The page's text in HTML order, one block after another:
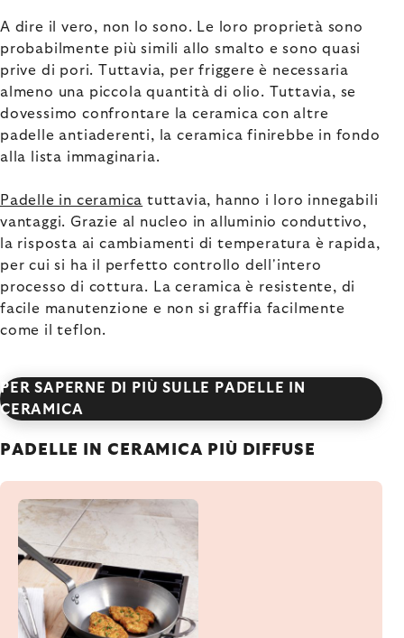
A dire il vero, non lo sono. Le loro proprietà sono
probabilmente più simili allo smalto e sono quasi
prive di pori. Tuttavia, per friggere è necessaria
almeno una piccola quantità di olio. Tuttavia, se
dovessimo confrontare la ceramica con altre
padelle antiaderenti, la ceramica finirebbe in fondo
alla lista immaginaria.
Padelle in ceramica tuttavia, hanno i loro innegabili
vantaggi. Grazie al nucleo in alluminio conduttivo,
la risposta ai cambiamenti di temperatura è rapida,
per cui si ha il perfetto controllo dell'intero
processo di cottura. La ceramica è resistente, di
facile manutenzione e non si graffia facilmente
come il teflon.
PER SAPERNE DI PIÙ SULLE PADELLE IN
CERAMICA
PADELLE IN CERAMICA PIÙ DIFFUSE